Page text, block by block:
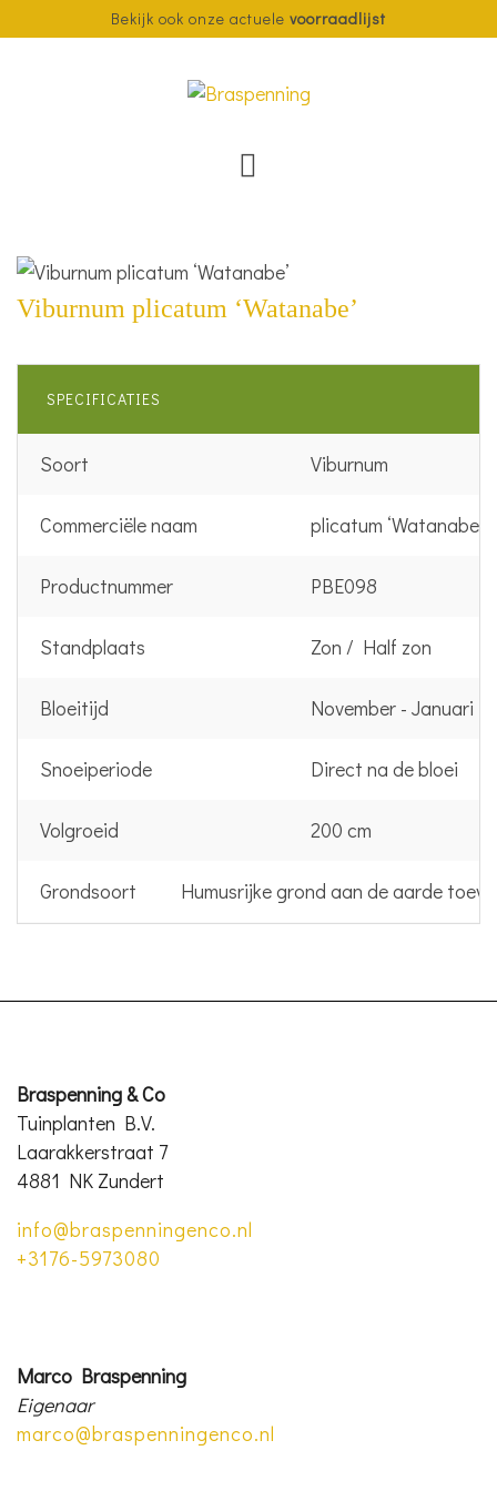
Bekijk ook onze actuele voorraadlijst
Viburnum plicatum ‘Watanabe’
SPECIFICATIES
Soort Viburnum
Commerciële naam plicatum ‘Watanabe’
Productnummer PBE098
Standplaats Zon / Half zon
Bloeitijd November - Januari
Snoeiperiode Direct na de bloei
Volgroeid 200 cm
Grondsoort Humusrijke grond aan de aarde
Braspenning & Co
Tuinplanten B.V.
Laarakkerstraat 7
4881 NK Zundert
info@braspenningenco.nl
+3176-5973080
Marco Braspenning
Eigenaar
marco@braspenningenco.nl